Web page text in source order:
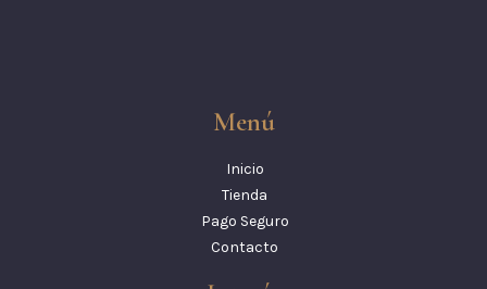
Menú
Inicio
Tienda
Pago Seguro
Contacto